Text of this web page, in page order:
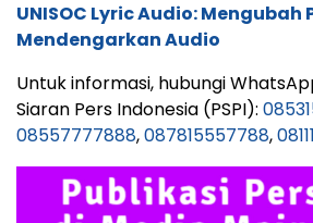
UNISOC Lyric Audio:
Mendengarkan Audio
Untuk informasi, hubungi
Siaran Pers Indonesia (PSPI):
08557777888,087815557788,